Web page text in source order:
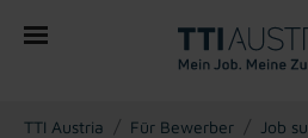
You are here:
TTI Austria Für Bewerber Job